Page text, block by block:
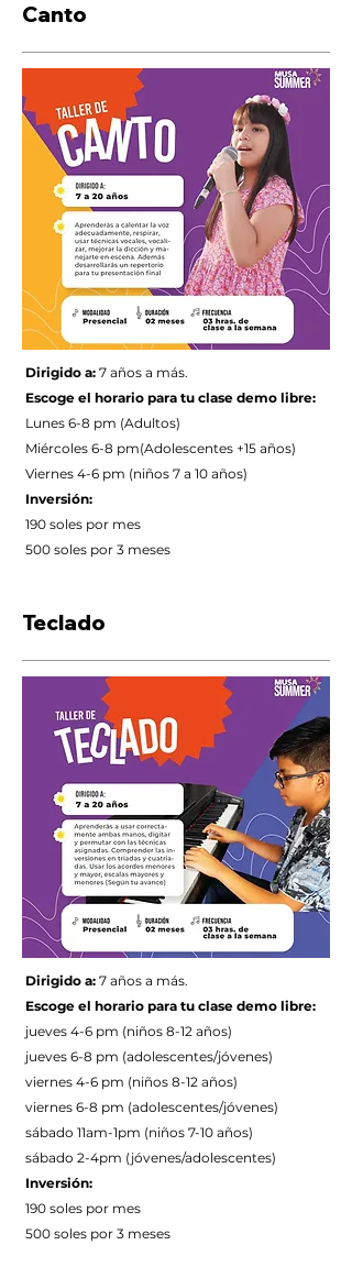
Canto
Dirigido a: 7 años a más.
Escoge el horario para tu clase demo libre:
Lunes 6-8 pm (Adultos)
Miércoles 6-8 pm(Adolescentes +15 años)
Viernes 4-6 pm (niños 7 a 10 años)
Inversión:
190 soles por mes
500 soles por 3 meses
Teclado
Dirigido a: 7 años a más.
Escoge el horario para tu clase demo libre:
jueves 4-6 pm (niños 8-12 años)
jueves 6-8 pm (adolescentes/jóvenes)
viernes 4-6 pm (niños 8-12 años)
viernes 6-8 pm (adolescentes/jóvenes)
sábado 11am-1pm (niños 7-10 años)
sábado 2-4pm (jóvenes/adolescentes)
Inversión:
190 soles por mes
500 soles por 3 meses